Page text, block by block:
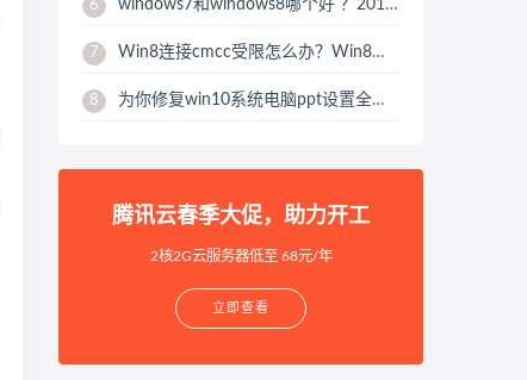
6 windows7和windows8哪个好 ？2017-10
7 Win8连接cmcc受限怎么办？Win8连不上cmcc的无线网络解决方法
8 为你修复win10系统电脑ppt设置全屏显示的流程
腾讯云春季大促，助力开工
2核2G云服务器低至 68元/年
立即查看